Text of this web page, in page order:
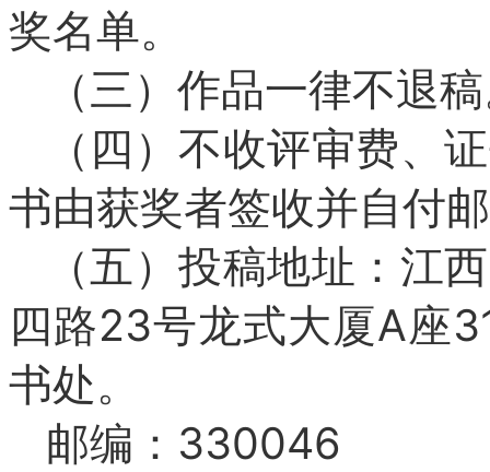
奖名单。
（三）作品一律不退
（四）不收评审费、
书由获奖者签收并自付
（五）投稿地址：江
四路23号龙式大厦A座
书处。
邮编：330046